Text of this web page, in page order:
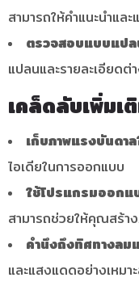
สามารถให้คำแนะนำแล
ตรวจสอบแบบแปล
แปลนและรายละเอียดต่
เคล็ดลับเพิ่มเ
เก็บภาพแรงบันดาล
ไอเดียในการออกแบบ
ใช้โปรแกรมออกแ
สามารถช่วยให้คุณสร้า
คำนึงถึงทิศทางลม
และแสงแดดอย่างเหมา